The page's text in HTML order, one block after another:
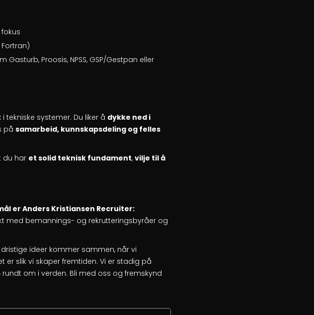
Gasturb, Proosis, NPSS, GSP/Gestpan eller
i tekniske systemer. Du liker å dykke ned i
på samarbeid, kunnskapsdeling og felles
du har et solid teknisk fundament, vilje til å
er Anders Kristiansen Recruiter:
med bemannings- og rekrutteringsbyråer og
dristige ideer kommer sammen, når vi
slik vi skaper fremtiden. Vi er stadig på
om i verden. Bli med oss og fremskynd